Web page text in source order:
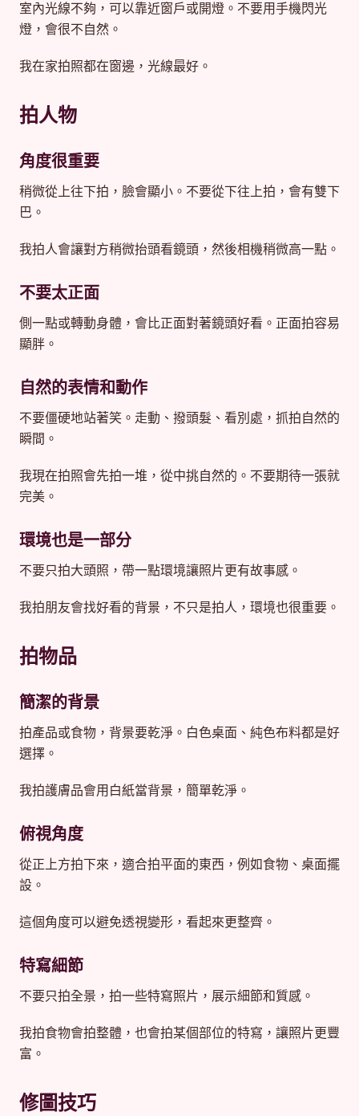
室內光線不夠，可以靠近窗戶或開燈。不要用手機閃光
燈，會很不自然。
我在家拍照都在窗邊，光線最好。
拍人物
角度很重要
稍微從上往下拍，臉會顯小。不要從下往上拍，會有雙下
巴。
我拍人會讓對方稍微抬頭看鏡頭，然後相機稍微高一點。
不要太正面
側一點或轉動身體，會比正面對著鏡頭好看。正面拍容易
顯胖。
自然的表情和動作
不要僵硬地站著笑。走動、撥頭髮、看別處，抓拍自然的
瞬間。
我現在拍照會先拍一堆，從中挑自然的。不要期待一張就
完美。
環境也是一部分
不要只拍大頭照，帶一點環境讓照片更有故事感。
我拍朋友會找好看的背景，不只是拍人，環境也很重要。
拍物品
簡潔的背景
拍產品或食物，背景要乾淨。白色桌面、純色布料都是好
選擇。
我拍護膚品會用白紙當背景，簡單乾淨。
俯視角度
從正上方拍下來，適合拍平面的東西，例如食物、桌面擺
設。
這個角度可以避免透視變形，看起來更整齊。
特寫細節
不要只拍全景，拍一些特寫照片，展示細節和質感。
我拍食物會拍整體，也會拍某個部位的特寫，讓照片更豐
富。
修圖技巧